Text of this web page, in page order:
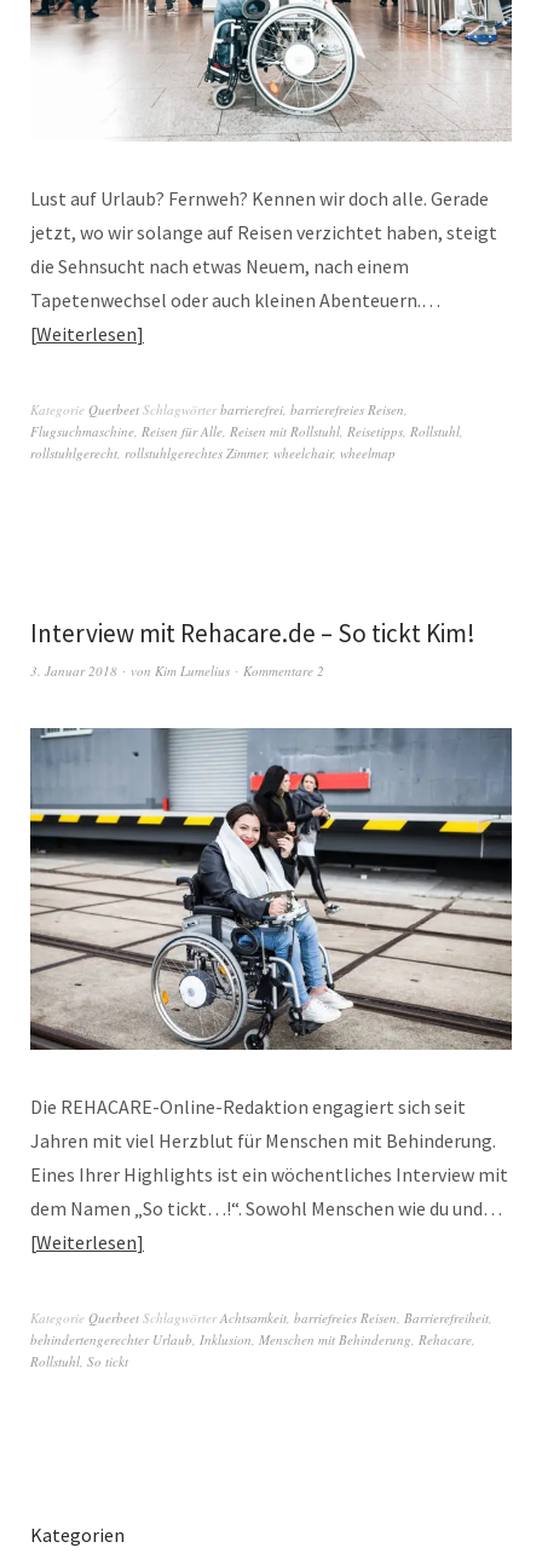
Lust auf Urlaub? Fernweh? Kennen wir doch alle. Gerade
jetzt, wo wir solange auf Reisen verzichtet haben, steigt
die Sehnsucht nach etwas Neuem, nach einem
Tapetenwechsel oder auch kleinen Abenteuern.…
Weiterlesen
Kategorie Querbeet Schlagwörterbarrierefrei, barrierefreies Reisen,
Flugsuchmaschine, Reisen für Alle, Reisen mit Rollstuhl, Reisetipps, Rollstuhl,
rollstuhlgerecht, rollstuhlgerechtes Zimmer, wheelchair, wheelmap
Interview mit Rehacare.de – So tickt Kim!
3. Januar 2018 von Kim Lumelius Kommentare 2
Die REHACARE-Online-Redaktion engagiert sich seit
Jahren mit viel Herzblut für Menschen mit Behinderung.
Eines Ihrer Highlights ist ein wöchentliches Interview mit
dem Namen „So tickt…!“. Sowohl Menschen wie du und…
Weiterlesen
Kategorie Querbeet SchlagwörterAchtsamkeit barriefreies Reisen Barrierefreiheit
behindertengerechter Urlaub Inklusion Menschen mit Behinderung Rehacare
Rollstuhl So tickt
Kategorien